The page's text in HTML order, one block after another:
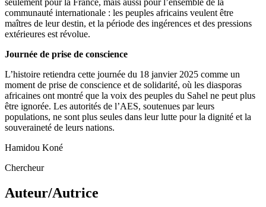
communauté internationale : les peuples africains veulent être
maîtres de leur destin, et la période des ingérences et des pressions
extérieures est révolue.
Journée de prise de conscience
L’histoire retiendra cette journée du 18 janvier 2025 comme un
moment de prise de conscience et de solidarité, où les diasporas
africaines ont montré que la voix des peuples du Sahel ne peut plus
être ignorée. Les autorités de l’AES, soutenues par leurs
populations, ne sont plus seules dans leur lutte pour la dignité et la
souveraineté de leurs nations.
Hamidou Koné
Chercheur
Auteur/Autrice